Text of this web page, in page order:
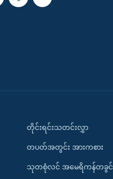
တိုင်းရင်းသတင်းလွှာ
တပတ်အတွင်း အားကစား
သုတစုံလင် အမေရိကန်တခွင်